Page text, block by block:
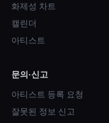
화제성 차트
캘린더
아티스트
문의·신고
아티스트 등록 요청
잘못된 정보 신고